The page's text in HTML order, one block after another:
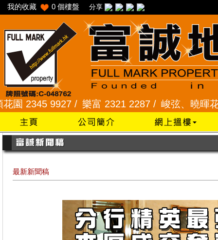
我的收藏 0 個樓盤 分享
9927 /樂富 2321 2287 /峻弦、曉暉花園
最新新聞稿